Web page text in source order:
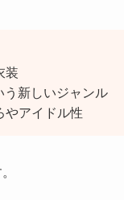
装
う新しいジャンル
やアイドル性